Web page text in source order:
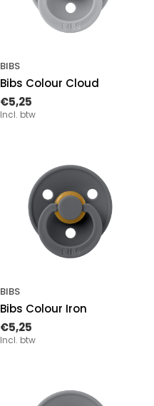
BIBS
Bibs Colour Cloud
€5,25
Incl. btw
BIBS
Bibs Colour Iron
€5,25
Incl. btw